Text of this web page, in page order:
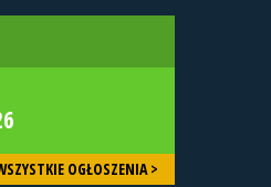
OGŁOSZENIA >